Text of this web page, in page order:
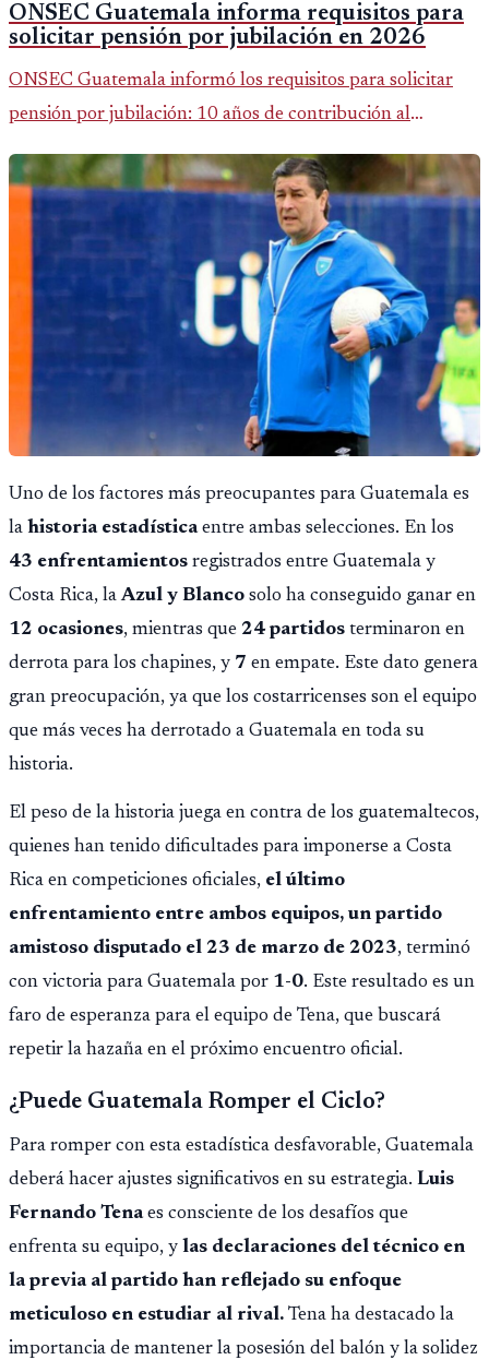
ONSEC Guatemala informa requisitos para
solicitar pensión por jubilación en 2026
ONSEC Guatemala informó los requisitos para solicitar
pensión por jubilación: 10 años de contribución al
importar edad.
Uno de los factores más preocupantes para Guatemala es
la historia estadísticaentre ambas selecciones. En los
43 enfrentamientos registrados entre Guatemala y
Costa Rica, laAzul y Blanco solo ha conseguido ganar en
12 ocasiones, mientras que 24 partidos terminaron en
derrota para los chapines, y 7 en empate. Este dato genera
gran preocupación, ya que los costarricenses son el equipo
que más veces ha derrotado a Guatemala en toda su
historia.
El peso de la historia juega en contra de los guatemaltecos,
quienes han tenido dificultades para imponerse a Costa
Rica en competiciones oficiales, el último
enfrentamiento entre ambos equipos, un partido
amistoso disputado el 23 de marzo de 2023, terminó
con victoria para Guatemala por 1-0. Este resultado es un
faro de esperanza para el equipo de Tena, que buscará
repetir la hazaña en el próximo encuentro oficial.
¿Puede Guatemala Romper el Ciclo?
Para romper con esta estadística desfavorable, Guatemala
deberá hacer ajustes significativos en su estrategia. Luis
Fernando Tenaes consciente de los desafíos que
enfrenta su equipo, y las declaraciones del técnico en
la previa al partido han reflejado su enfoque
meticuloso en estudiar al rival. Tena ha destacado la
importancia de mantener la posesión del balón y la solidez